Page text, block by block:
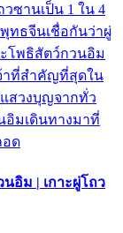
ซานเป็น 1 ใน 4
ทธจีนเชื่อกันว่าผู่
โพธิสัตว์กวนอิม
าที่สำคัญที่สุดใน
สวงบุญจากทั่ว
อิมเดินทางมาที่
อด
อิม | เกาะผู่โถว